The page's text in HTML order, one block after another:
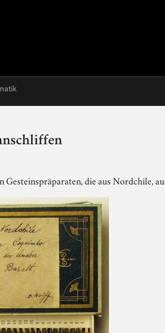
Gesteinspräparaten, die aus Nordchile,